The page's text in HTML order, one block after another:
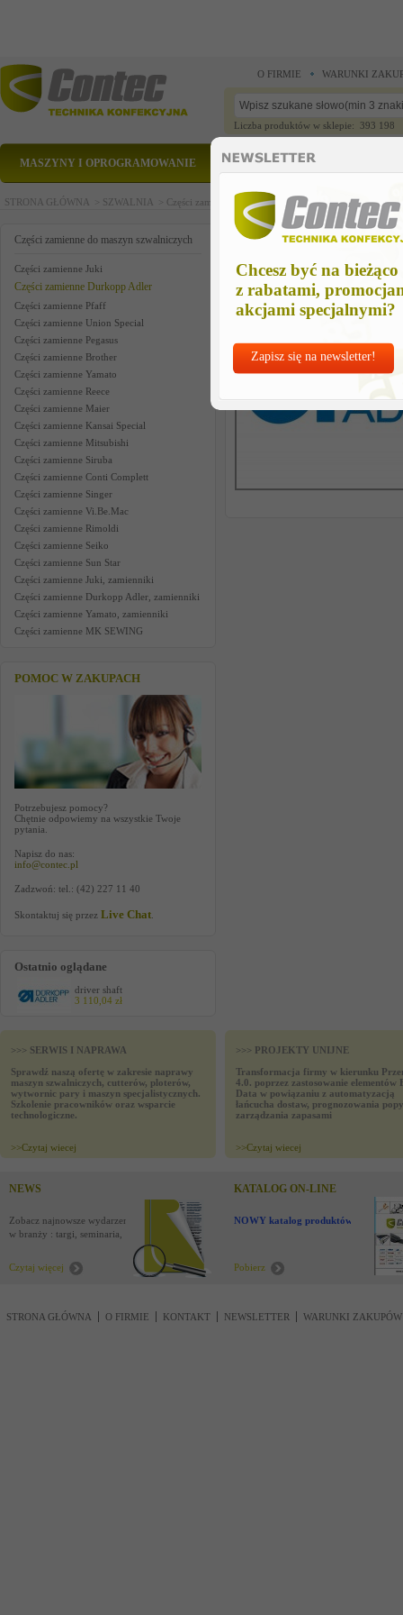
Chcesz być na bieżąco
z rabatami,
akcjami specjalnymi?
Zapisz się na newsletter!
O FIRMIE WARUNKI
Liczba produktów w sklepie: 393 198
MASZYNY I OPROGRAMOWANIE CZĘŚCI ZAMIENNE
STRONA GŁÓWNA > SZWALNIA > Części zamienne do maszyn szwalniczych >Części
Części zamienne do maszyn szwalniczych
Części zamienne Juki
Części zamienne Durkopp Adler
Części zamienne Pfaff
Części zamienne Union Special
Części zamienne Pegasus
Części zamienne Brother
Części zamienne Yamato
Części zamienne Reece
Części zamienne Maier
Części zamienne Kansai Special
Części zamienne Mitsubishi
Części zamienne Siruba
Części zamienne Conti Complett
Części zamienne Singer
Części zamienne Vi.Be.Mac
Części zamienne Rimoldi
Części zamienne Seiko
Części zamienne Sun Star
Części zamienne Juki, zamienniki
Części zamienne Durkopp Adler, zamienniki
Części zamienne Yamato, zamienniki
Części zamienne MK SEWING
POMOC W ZAKUPACH
Potrzebujesz pomocy?
Chętnie odpowiemy na wszystkie Twoje
pytania.
Napisz do nas:
info@contec.pl
Zadzwoń: tel.: (42) 227 11 40
Skontaktuj się przez Live Chat
Ostatnio oglądane
driver shaft
3 110,04 zł
driver shaft
>>> SERWIS I NAPRAWA
Sprawdź naszą ofertę w zakresie naprawy
maszyn szwalniczych, cutterów, ploterów,
wytwornic pary i maszyn specjalistycznych.
Szkolenie pracowników oraz wsparcie
technologiczne.
>>Czytaj wiecej
>>> PROJEKTY UNIJNE
Transformacja firmy w kierunku
4.0. poprzez zastosowanie elementów
Data w powiązaniu z automatyzacją
łańcucha dostaw, prognozowania
zarządzania zapasami
>>Czytaj wiecej
NEWS
Zobacz najnowsze wydarzenia
w branży : targi, seminaria,
Czytaj więcej
KATALOG ON-LINE
NOWY katalog produktów !
Pobierz
STRONA GŁÓWNA O FIRMIE KONTAKT NEWSLETTER WARUNKI ZAKUPÓW